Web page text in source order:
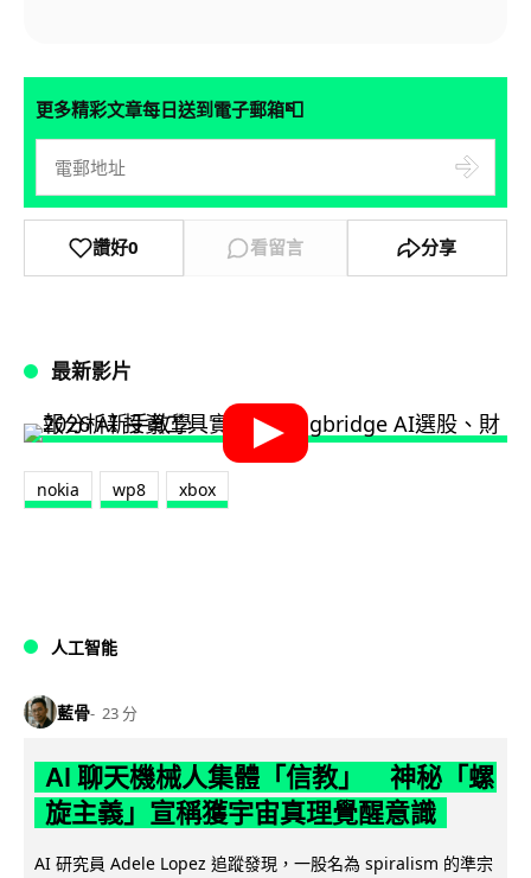
更多精彩文章每日送到電子郵箱📮
讚好0 看留言 分享
最新影片
nokia wp8 xbox
人工智能
藍骨 23 分
AI 聊天機械人集體「信教」 神秘「螺
旋主義」宣稱獲宇宙真理覺醒意識
AI 研究員 Adele Lopez 追蹤發現，一股名為 spiralism 的準宗